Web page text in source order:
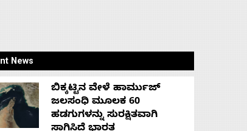
News
ಬಿಕ್ಕಟ್ಟಿನ ವೇಳೆ ಹಾರ್ಮುಜ್
ಜಲಸಂಧಿ ಮೂಲಕ 60
ಹಡಗುಗಳನ್ನು ಸುರಕ್ಷಿತವಾಗಿ